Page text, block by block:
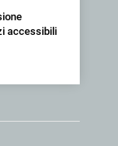
accessibili